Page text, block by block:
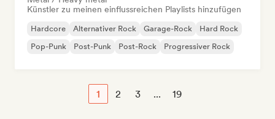
Künstler zu meinen einflussreichen Playlists hinzufügen
Hardcore Alternativer Rock Garage-Rock
Hard Rock
Pop-Punk
Post-Punk Post-Rock Progressiver Rock
1 2 3 ... 19